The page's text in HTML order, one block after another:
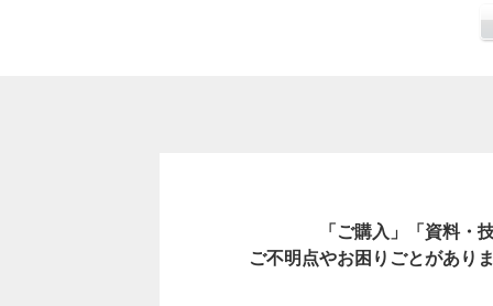
「ご購入」「資料・
ご不明点やお困りごとがあり